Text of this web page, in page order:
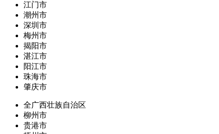
江门市
潮州市
深圳市
梅州市
揭阳市
湛江市
阳江市
珠海市
肇庆市
全广西壮族自治区
柳州市
贵港市